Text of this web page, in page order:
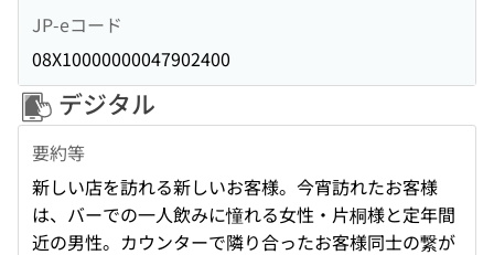
JP-eコード
08X10000000047902400
デジタル
要約等
新しい店を訪れる新しいお客様。今宵訪れたお客様
は、バーでの一人飲みに憧れる女性・片桐様と定年間
近の男性。カウンターで隣り合ったお客様同士の繋が